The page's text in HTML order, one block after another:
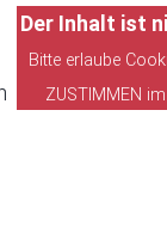
Der Inhalt ist
Bitte erlaube
ZUSTIMMEN